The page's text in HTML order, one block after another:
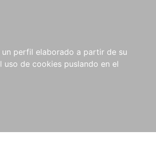
perfil elaborado a partir de su
de cookies puslando en el
NOTICIAS
COMPRAS
INSTITUCIONALES